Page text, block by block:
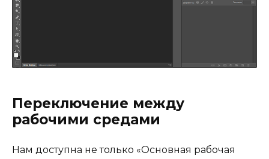
Переключение между
рабочими средами
Нам доступна не только «Основная рабочая